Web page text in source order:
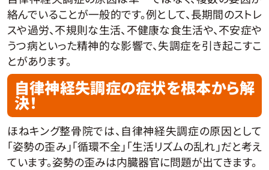
絡んでいることが一般的です。例として、長期間のストレ
スや過労、不規則な生活、不健康な食生活や、不安症や
うつ病といった精神的な影響で、失調症を引き起こすこ
とがあります。
自律神経失調症の症状を根本から解
決！
ほねキング整骨院では、自律神経失調症の原因として
「姿勢の歪み」「循環不全」「生活リズムの乱れ」だと考え
ています。姿勢の歪みは内臓器官に問題が出てきます。